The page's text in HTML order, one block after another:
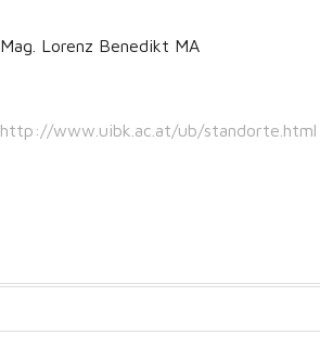
Mag. Lorenz Benedikt MA
http://www.uibk.ac.at/ub/standorte.html